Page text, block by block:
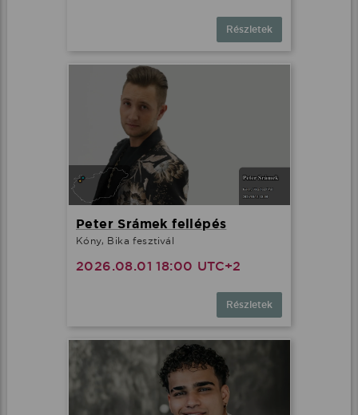
Részletek
Peter Srámek fellépés
Kóny, Bika fesztivál
2026.08.01 18:00 UTC+2
Részletek